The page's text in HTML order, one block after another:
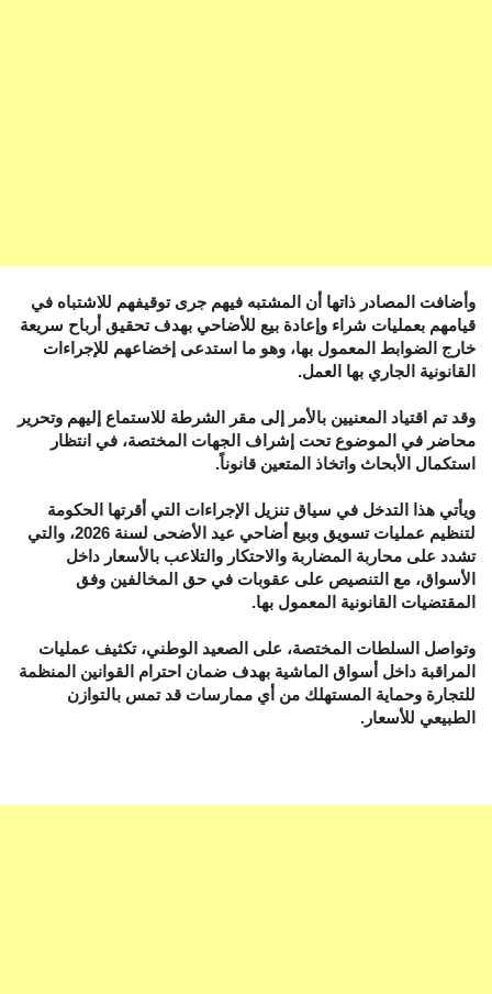
وأضافت المصادر ذاتها أن المشتبه فيهم جرى توقيفهم للاشتباه في
قيامهم بعمليات شراء وإعادة بيع للأضاحي بهدف تحقيق أرباح سريعة
خارج الضوابط المعمول بها، وهو ما استدعى إخضاعهم للإجراءات
القانونية الجاري بها العمل.
وقد تم اقتياد المعنيين بالأمر إلى مقر الشرطة للاستماع إليهم وتحرير
محاضر في الموضوع تحت إشراف الجهات المختصة، في انتظار
استكمال الأبحاث واتخاذ المتعين قانوناً.
ويأتي هذا التدخل في سياق تنزيل الإجراءات التي أقرتها الحكومة
لتنظيم عمليات تسويق وبيع أضاحي عيد الأضحى لسنة 2026، والتي
تشدد على محاربة المضاربة والاحتكار والتلاعب بالأسعار داخل
الأسواق، مع التنصيص على عقوبات في حق المخالفين وفق
المقتضيات القانونية المعمول بها.
وتواصل السلطات المختصة، على الصعيد الوطني، تكثيف عمليات
المراقبة داخل أسواق الماشية بهدف ضمان احترام القوانين المنظمة
للتجارة وحماية المستهلك من أي ممارسات قد تمس بالتوازن
الطبيعي للأسعار.